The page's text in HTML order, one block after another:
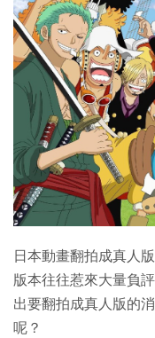
IT Times
生成式AI與雲端應用
Enterprise Digital
特集
日本動畫翻拍成真人
版本往往惹來大量負
出要翻拍成真人版的
呢？